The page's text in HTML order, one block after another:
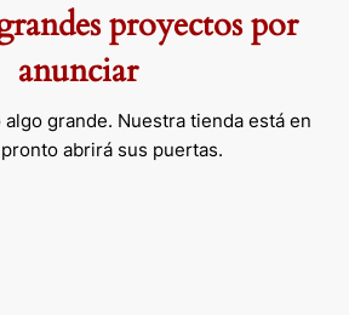
proyectos por
anunciar
grande. Nuestra tienda está en
abrirá sus puertas.